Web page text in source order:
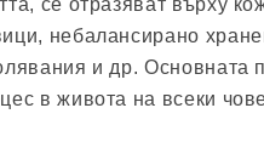
се отразяват върху
небалансирано
и др. Основната
в живота на всеки